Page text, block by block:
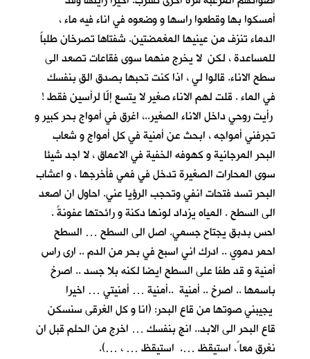
أمسكوا بها وقطعوا راسها و وضعوه في اناء فيه ماء ،
الدماء تنزف من عينيها المغمضتين. شفتاها تصرخان طلباً
للمساعدة ، لكن لا يخرج منهما سوى فقاعات تصعد الى
سطح الاناء. قالوا لي ، اذا كنت تحبها بصدق القِ بنفسك
في الماء . قلت لهم الاناء صغير لا يتسع إلّا لرأسين فقط !
رأيت روحي داخل الاناء الصغير..، اغرق في أمواج بحر كبير و
تجرفني أمواجه ، ابحث عن أمنية في كل أمواج و شعاب
البحر المرجانية و كهوفه الخفية في الاعماق ، لا اجد شيئا
سوى المحارات الصغيرة تدخل في فمي فأخرجها ، و اعشاب
البحر تسد فتحات انفي وتحجب الرؤيا عني. احاول ان اصعد
الى السطح . المياه يزداد لونها دكنة و رائحتها عفونةً .
احس بدبق يجتاح جسمي. اصل الى السطح … السطح
احمر دموي .. ادرك اني اسبح في بحر من الدم .. ارى راس
أمنية و قد طفا على السطح ايضا لكنه بلا جسد .. اصرخ
باسمها .. اصرخ .. أمنية ..أمنية … أمنيتي … اخيرا
يجيبني صوتها من قاع البحر: (انا و كل الغرقى سنسكن
قاع البحر الى الابد.. انج بنفسك … اخرج من الحلم قبل ان
نغرق معا ً، استيقظ …. استيقظ … ، …).